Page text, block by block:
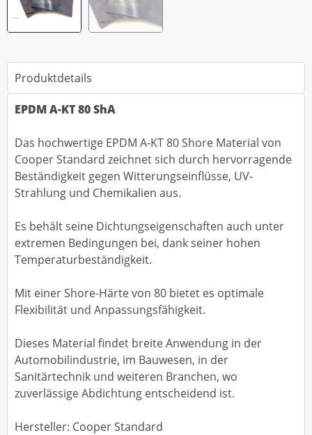
Produktdetails
EPDM A-KT 80 ShA
Das hochwertige EPDM A-KT 80 Shore Material von
Cooper Standard zeichnet sich durch hervorragende
Beständigkeit gegen Witterungseinflüsse, UV-
Strahlung und Chemikalien aus.
Es behält seine Dichtungseigenschaften auch unter
extremen Bedingungen bei, dank seiner hohen
Temperaturbeständigkeit.
Mit einer Shore-Härte von 80 bietet es optimale
Flexibilität und Anpassungsfähigkeit.
Dieses Material findet breite Anwendung in der
Automobilindustrie, im Bauwesen, in der
Sanitärtechnik und weiteren Branchen, wo
zuverlässige Abdichtung entscheidend ist.
Hersteller: Cooper Standard